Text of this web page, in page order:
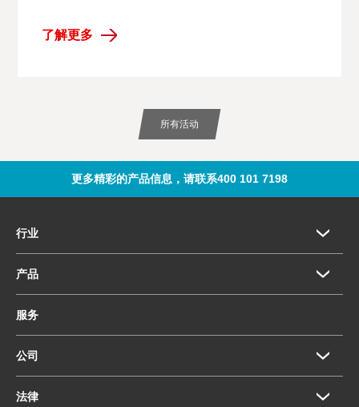
了解更多
所有活动
更多精彩的产品信息，请联系400 101 7198
行业
产品
服务
公司
法律